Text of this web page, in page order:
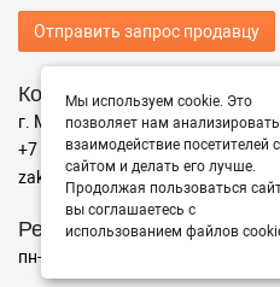
Отправить запрос продавцу
Контакты
г. Москва ул. Адрес
+7 (499) 350-94-25
zakaz@instrumentzip.ru
Режим работы
пн-пт с 9:00 до 18:00, сб 9:00 до
Мы используем cookie. Это
позволяет нам анализировать
взаимодействие посетителей с
сайтом и делать его лучше.
Продолжая пользоваться
вы соглашаетесь с
использованием файлов